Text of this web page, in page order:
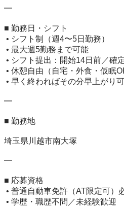
━
■ 勤務日・シフト
━
■ 勤務地
埼玉県川越市南大塚
━
■ 応募資格